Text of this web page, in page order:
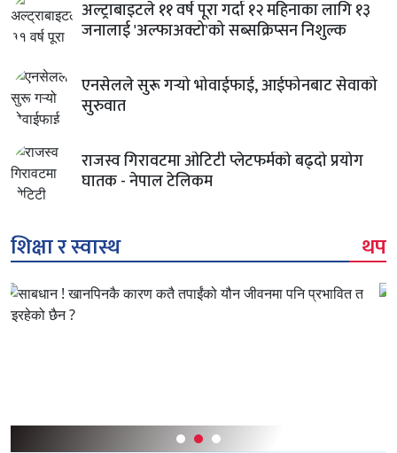
अल्ट्राबाइटले ११ वर्ष पूरा गर्दा १२ महिनाका लागि १३
जनालाई 'अल्फाअक्टो'को सब्सक्रिप्सन निशुल्क
एनसेलले सुरू गऱ्यो भोवाईफाई, आईफोनबाट सेवाको
सुरुवात
राजस्व गिरावटमा ओटिटी प्लेटफर्मको बढ्दो प्रयोग
घातक - नेपाल टेलिकम
शिक्षा र स्वास्थ थप